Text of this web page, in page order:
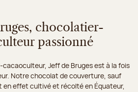
chocolatier-
passionné
Jeff de Bruges est à la fois
Notre chocolat de couverture, sauf
effet cultivé et récolté en Équateur,